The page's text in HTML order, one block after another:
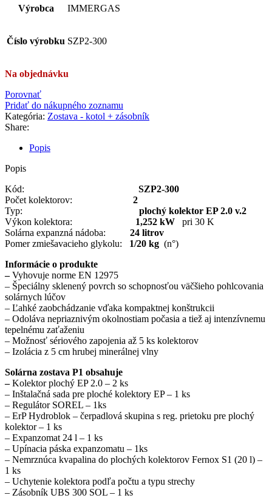
Výrobca IMMERGAS
Číslo výrobku SZP2-300
Na objednávku
Porovnať
Pridať do nákupného zoznamu
Kategória: Zostava - kotol + zásobník
Share:
Popis
Popis
Kód:
SZP2-300
Počet kolektorov:
2
Typ:
plochý kolektor EP 2.0 v.2
Výkon kolektora:
1,252 kW pri 30 K
Solárna expanzná nádoba:
24 litrov
Pomer zmiešavacieho glykolu:
1/20 kg (n°)
Informácie o produkte
–Vyhovuje norme EN 12975
– Špeciálny sklenený povrch so schopnosťou väčšieho pohlcovania
solárnych lúčov
– Ľahké zaobchádzanie vďaka kompaktnej konštrukcii
– Odoláva nepriaznivým okolnostiam počasia a tiež aj intenzívnemu
tepelnému zaťaženiu
– Možnosť sériového zapojenia až 5 ks kolektorov
– Izolácia z 5 cm hrubej minerálnej vlny
Solárna zostava P1 obsahuje
–Kolektor plochý EP 2.0 – 2 ks
– Inštalačná sada pre ploché kolektory EP – 1 ks
– Regulátor SOREL – 1ks
– ErP Hydroblok – čerpadlová skupina s reg. prietoku pre plochý
kolektor – 1 ks
– Expanzomat 24 l – 1 ks
– Upínacia páska expanzomatu – 1ks
– Nemrznúca kvapalina do plochých kolektorov Fernox S1 (20 l) –
1 ks
– Uchytenie kolektora podľa počtu a typu strechy
– Zásobník UBS 300 SOL – 1 ks